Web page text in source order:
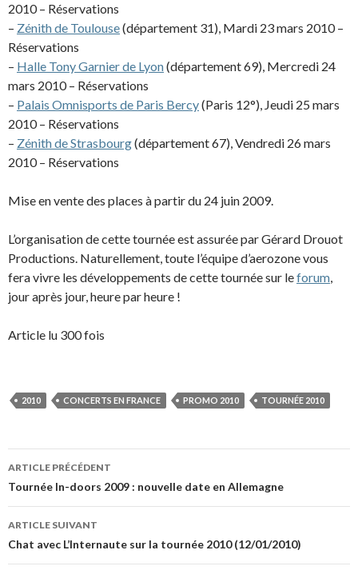
2010 – Réservations
– Zénith de Toulouse(département 31), Mardi 23 mars 2010 –
Réservations
– Halle Tony Garnier de Lyon(département 69), Mercredi 24
mars 2010 – Réservations
– Palais Omnisports de Paris Bercy(Paris 12°), Jeudi 25 mars
2010 – Réservations
– Zénith de Strasbourg(département 67), Vendredi 26 mars
2010 – Réservations
Mise en vente des places à partir du 24 juin 2009.
L’organisation de cette tournée est assurée par Gérard Drouot
Productions. Naturellement, toute l’équipe d’aerozone vous
fera vivre les développements de cette tournée sur leforum,
jour après jour, heure par heure !
Article lu 300 fois
2010 CONCERTS EN FRANCE PROMO 2010 TOURNÉE 2010
Navigation
des
articles
ARTICLE PRÉCÉDENT
Tournée In-doors 2009 : nouvelle date en Allemagne
ARTICLE SUIVANT
Chat avec L’Internaute sur la tournée 2010 (12/01/2010)